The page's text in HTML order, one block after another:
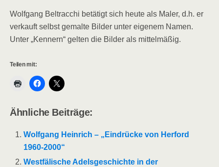
Wolfgang Beltracchi betätigt sich heute als Maler, d.h. er
verkauft selbst gemalte Bilder unter eigenem Namen.
Unter „Kennern“ gelten die Bilder als mittelmäßig.
Teilen mit:
Ähnliche Beiträge:
Wolfgang Heinrich – „Eindrücke von Herford
1960-2000“
Westfälische Adelsgeschichte in der